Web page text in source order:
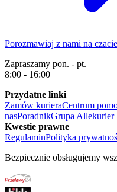
Porozmawiaj z nami na czacie
Zapraszamy pon. - pt.
8:00 - 16:00
Przydatne linki
Zamów kurieraCentrum
nasPoradnikGrupa Allekurier
Kwestie prawne
RegulaminPolityka
Bezpiecznie obsługujemy